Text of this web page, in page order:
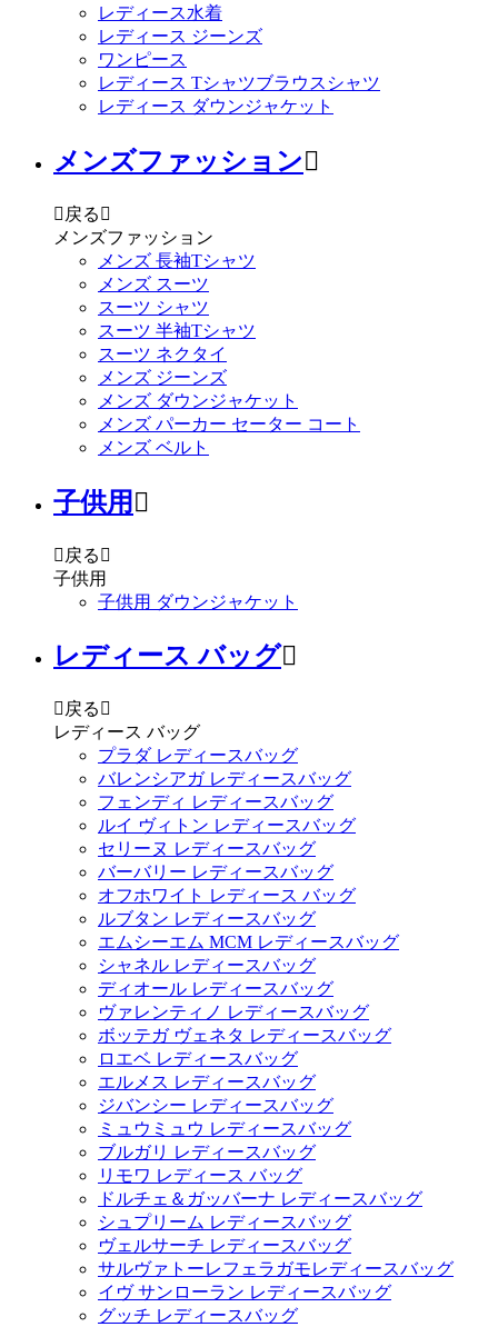
レディース水着
レディース ジーンズ
ワンピース
レディース Tシャツブラウスシャツ
レディース ダウンジャケット
メンズファッション
 戻る 
メンズファッション
メンズ 長袖Tシャツ
メンズ スーツ
スーツ シャツ
スーツ 半袖Tシャツ
スーツ ネクタイ
メンズ ジーンズ
メンズ ダウンジャケット
メンズ パーカー セーター コート
メンズ ベルト
子供用 
 戻る 
子供用
子供用 ダウンジャケット
レディース バッグ
 戻る 
レディース バッグ
プラダ レディースバッグ
バレンシアガ レディースバッグ
フェンディ レディースバッグ
ルイ ヴィトン レディースバッグ
セリーヌ レディースバッグ
バーバリー レディースバッグ
オフホワイト レディース バッグ
ルブタン レディースバッグ
エムシーエム MCM レディースバッグ
シャネル レディースバッグ
ディオール レディースバッグ
ヴァレンティノ レディースバッグ
ボッテガ ヴェネタ レディースバッグ
ロエベ レディースバッグ
エルメス レディースバッグ
ジバンシー レディースバッグ
ミュウミュウ レディースバッグ
ブルガリ レディースバッグ
リモワ レディース バッグ
ドルチェ＆ガッバーナ レディースバッグ
シュプリーム レディースバッグ
ヴェルサーチ レディースバッグ
サルヴァトーレフェラガモレディースバッグ
イヴ サンローラン レディースバッグ
グッチ レディースバッグ